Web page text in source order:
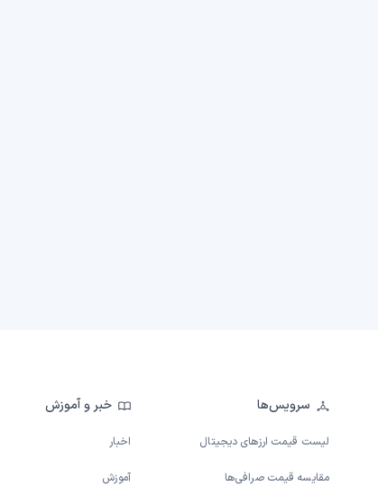
سرویس‌ها
لیست قیمت ارزهای دیجیتال
مقایسه قیمت صرافی‌ها
خبر و آموزش
اخبار
آموزش